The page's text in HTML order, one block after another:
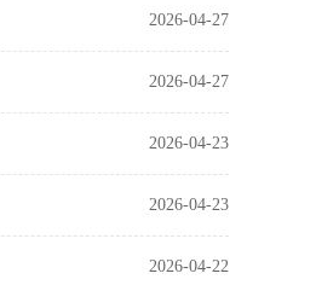
2026-04-27
2026-04-27
2026-04-23
2026-04-23
2026-04-22